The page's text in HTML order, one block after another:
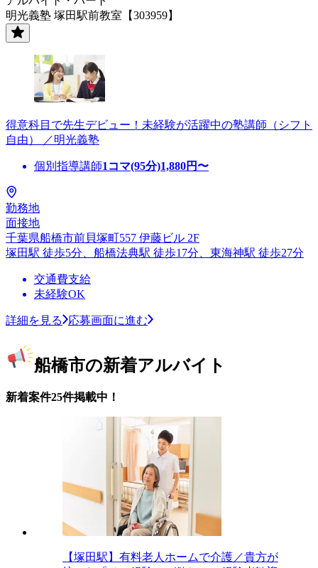
明光義塾 塚田駅前教室【303959】
得意科目で先生デビュー！未経験が活躍中の塾講師（シフト
自由） ／明光義塾
個別指導講師1コマ(95分)1,880円〜
勤務地
面接地
千葉県船橋市前貝塚町557 伊藤ビル 2F
塚田駅 徒歩5分、船橋法典駅 徒歩17分、東海神駅 徒歩27分
交通費支給
未経験OK
詳細を見る 応募画面に進む
船橋市の新着アルバイト
新着案件25件掲載中！
【塚田駅】有料老人ホームで介護／貴方が